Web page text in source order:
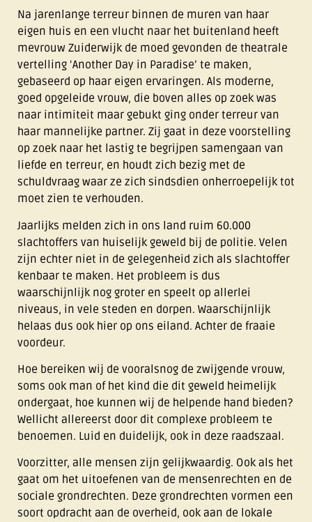
Na jarenlange terreur binnen de muren van haar
eigen huis en een vlucht naar het buitenland heeft
mevrouw Zuiderwijk de moed gevonden de theatrale
vertelling ‘Another Day in Paradise’ te maken,
gebaseerd op haar eigen ervaringen. Als moderne,
goed opgeleide vrouw, die boven alles op zoek was
naar intimiteit maar gebukt ging onder terreur van
haar mannelijke partner. Zij gaat in deze voorstelling
op zoek naar het lastig te begrijpen samengaan van
liefde en terreur, en houdt zich bezig met de
schuldvraag waar ze zich sindsdien onherroepelijk tot
moet zien te verhouden.
Jaarlijks melden zich in ons land ruim 60.000
slachtoffers van huiselijk geweld bij de politie. Velen
zijn echter niet in de gelegenheid zich als slachtoffer
kenbaar te maken. Het probleem is dus
waarschijnlijk nog groter en speelt op allerlei
niveaus, in vele steden en dorpen. Waarschijnlijk
helaas dus ook hier op ons eiland. Achter de fraaie
voordeur.
Hoe bereiken wij de vooralsnog de zwijgende vrouw,
soms ook man of het kind die dit geweld heimelijk
ondergaat, hoe kunnen wij de helpende hand bieden?
Wellicht allereerst door dit complexe probleem te
benoemen. Luid en duidelijk, ook in deze raadszaal.
Voorzitter, alle mensen zijn gelijkwaardig. Ook als het
gaat om het uitoefenen van de mensenrechten en de
sociale grondrechten. Deze grondrechten vormen een
soort opdracht aan de overheid, ook aan de lokale